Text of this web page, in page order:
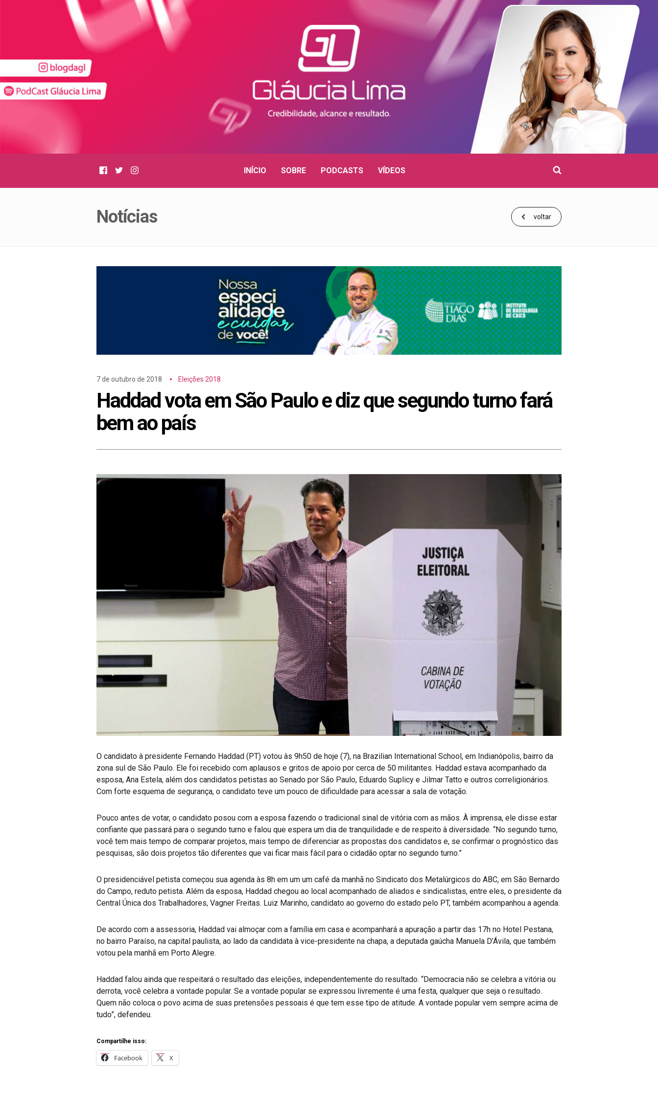
Facebook
Twitter
pesquisar
INÍCIO SOBRE PODCASTS VÍDEOS
Notícias voltar
7 de outubro de 2018 Eleições 2018
Haddad vota em São Paulo e diz que segundo turno fará
bem ao país
O candidato à presidente Fernando Haddad (PT) votou às 9h50 de hoje (7), na Brazilian International School, em Indianópolis, bairro da
zona sul de São Paulo. Ele foi recebido com aplausos e gritos de apoio por cerca de 50 militantes. Haddad estava acompanhado da
esposa, Ana Estela, além dos candidatos petistas ao Senado por São Paulo, Eduardo Suplicy e Jilmar Tatto e outros correligionários.
Com forte esquema de segurança, o candidato teve um pouco de dificuldade para acessar a sala de votação.
Pouco antes de votar, o candidato posou com a esposa fazendo o tradicional sinal de vitória com as mãos. À imprensa, ele disse estar
confiante que passará para o segundo turno e falou que espera um dia de tranquilidade e de respeito à diversidade. “No segundo turno,
você tem mais tempo de comparar projetos, mais tempo de diferenciar as propostas dos candidatos e, se confirmar o prognóstico das
pesquisas, são dois projetos tão diferentes que vai ficar mais fácil para o cidadão optar no segundo turno.”
O presidenciável petista começou sua agenda às 8h em um um café da manhã no Sindicato dos Metalúrgicos do ABC, em São Bernardo
do Campo, reduto petista. Além da esposa, Haddad chegou ao local acompanhado de aliados e sindicalistas, entre eles, o presidente da
Central Única dos Trabalhadores, Vagner Freitas. Luiz Marinho, candidato ao governo do estado pelo PT, também acompanhou a agenda.
De acordo com a assessoria, Haddad vai almoçar com a família em casa e acompanhará a apuração a partir das 17h no Hotel Pestana,
no bairro Paraíso, na capital paulista, ao lado da candidata à vice-presidente na chapa, a deputada gaúcha Manuela D’Ávila, que também
votou pela manhã em Porto Alegre.
Haddad falou ainda que respeitará o resultado das eleições, independentemente do resultado. “Democracia não se celebra a vitória ou
derrota, você celebra a vontade popular. Se a vontade popular se expressou livremente é uma festa, qualquer que seja o resultado.
Quem não coloca o povo acima de suas pretensões pessoais é que tem esse tipo de atitude. A vontade popular vem sempre acima de
tudo”, defendeu.
Compartilhe isso:
Facebook X